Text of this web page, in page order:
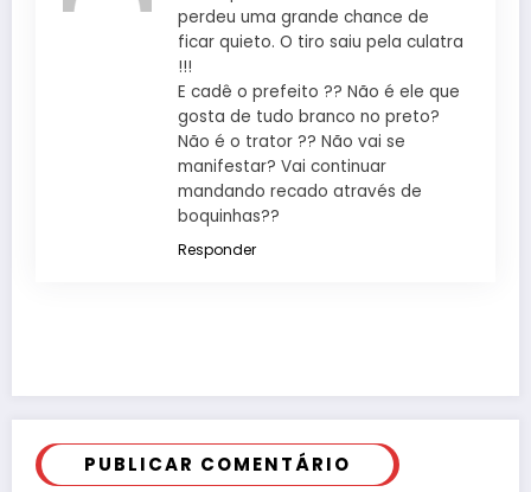
perdeu uma grande chance de
ficar quieto. O tiro saiu pela culatra
!!!
E cadê o prefeito ?? Não é ele que
gosta de tudo branco no preto?
Não é o trator ?? Não vai se
manifestar? Vai continuar
mandando recado através de
boquinhas??
Responder
PUBLICAR COMENTÁRIO